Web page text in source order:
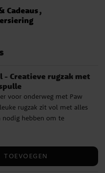
Cadeaus
- Creatieve rugzak met
voor onderweg met Paw
rugzak zit vol met alles
nodig hebben om te
en blokken. Perfect
✔ Bevat maar liefst 15
TOEVOEGEN